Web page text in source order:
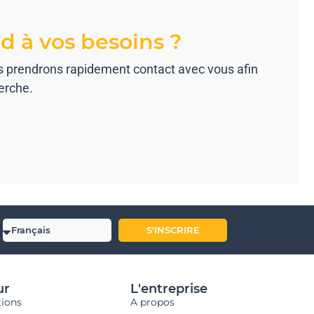
à vos besoins ?
prendrons rapidement contact avec vous afin
S'INSCRIRE
L'entreprise
A propos